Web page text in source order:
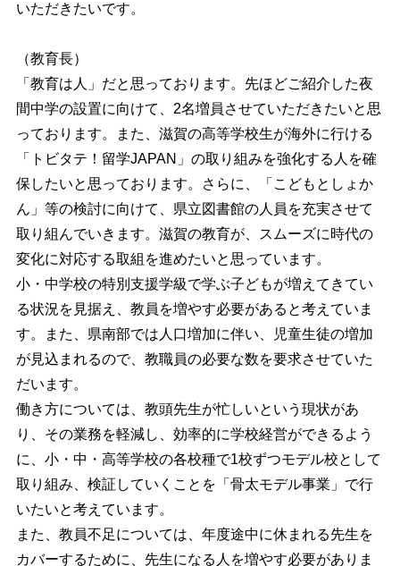
いただきたいです。
（教育長）
「教育は人」だと思っております。先ほどご紹介した夜
間中学の設置に向けて、2名増員させていただきたいと思
っております。また、滋賀の高等学校生が海外に行ける
「トビタテ！留学JAPAN」の取り組みを強化する人を確
保したいと思っております。さらに、「こどもとしょか
ん」等の検討に向けて、県立図書館の人員を充実させて
取り組んでいきます。滋賀の教育が、スムーズに時代の
変化に対応する取組を進めたいと思っています。
小・中学校の特別支援学級で学ぶ子どもが増えてきてい
る状況を見据え、教員を増やす必要があると考えていま
す。また、県南部では人口増加に伴い、児童生徒の増加
が見込まれるので、教職員の必要な数を要求させていた
だいます。
働き方については、教頭先生が忙しいという現状があ
り、その業務を軽減し、効率的に学校経営ができるよう
に、小・中・高等学校の各校種で1校ずつモデル校として
取り組み、検証していくことを「骨太モデル事業」で行
いたいと考えています。
また、教員不足については、年度途中に休まれる先生を
カバーするために、先生になる人を増やす必要がありま